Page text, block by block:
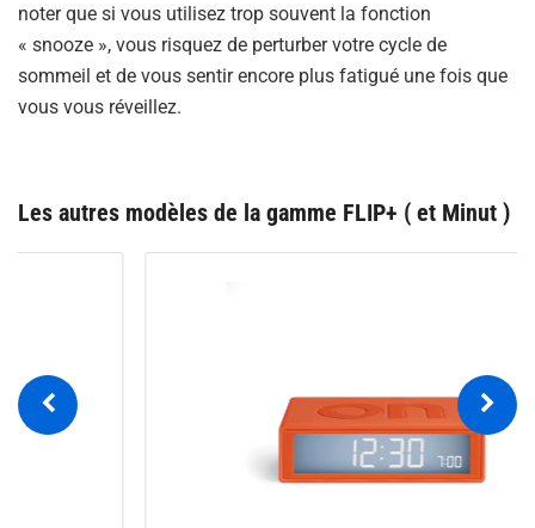
noter que si vous utilisez trop souvent la fonction
« snooze », vous risquez de perturber votre cycle de
sommeil et de vous sentir encore plus fatigué une fois que
vous vous réveillez.
Les autres modèles de la gamme FLIP+ ( et Minut )